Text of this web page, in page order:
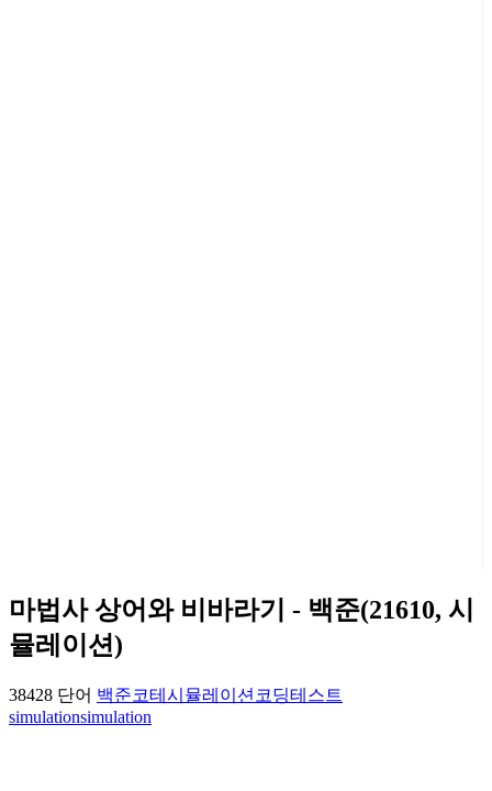
마법사 상어와 비바라기 - 백준(21610, 시
뮬레이션)
38428 단어 백준코테 시뮬레이션 코딩테스트
simulationsimulation